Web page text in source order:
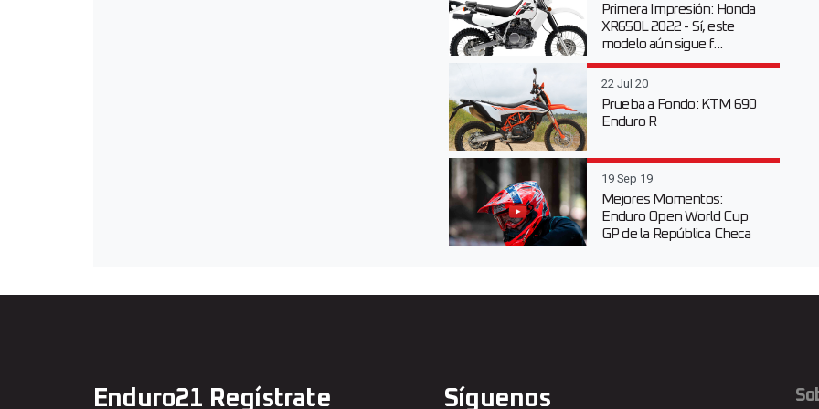
Primera Impresión: Honda
XR650L 2022 - Sí, este
modelo aún sigue f...
22 Jul 20
Prueba a Fondo: KTM 690
Enduro R
19 Sep 19
Mejores Momentos:
Enduro Open World Cup
GP de la República Checa
Enduro21 Regístrate Síguenos